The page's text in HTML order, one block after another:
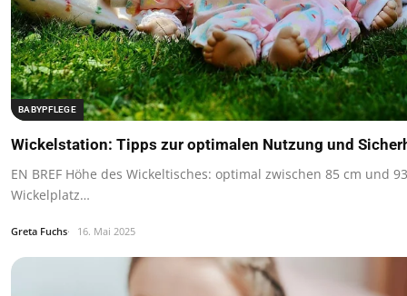
BABYPFLEGE
Wickelstation: Tipps zur optimalen Nutzung und
EN BREF Höhe des Wickeltisches: optimal zwischen 85 cm und
Wickelplatz…
Greta Fuchs 16. Mai 2025